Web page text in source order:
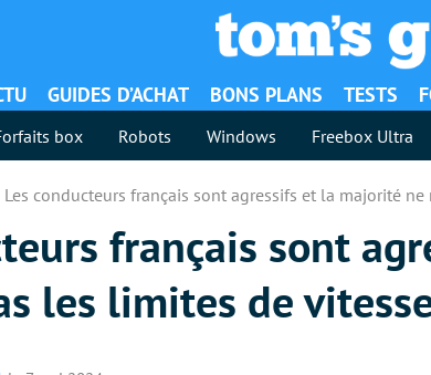
GUIDES D’ACHAT BONS PLANS TESTS
box Robots Windows Freebox Ultra
Les conducteurs français sont agressifs et la majorité
français sont
les limites de